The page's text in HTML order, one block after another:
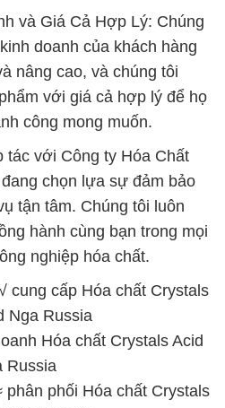
và Giá Cả Hợp Lý: Chúng
doanh của khách hàng
nâng cao, và chúng tôi
với giá cả hợp lý để họ
công mong muốn.
tác với Công ty Hóa Chất
chọn lựa sự đảm bảo
tận tâm. Chúng tôi luôn
hành cùng bạn trong mọi
nghiệp hóa chất.
cung cấp Hóa chất Crystals
Nga Russia
Hóa chất Crystals Acid
Russia
phân phối Hóa chất Crystals